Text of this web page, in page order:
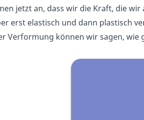
jetzt an, dass wir die Kraft, die
erst elastisch und dann plastisch
Verformung können wir sagen, wie